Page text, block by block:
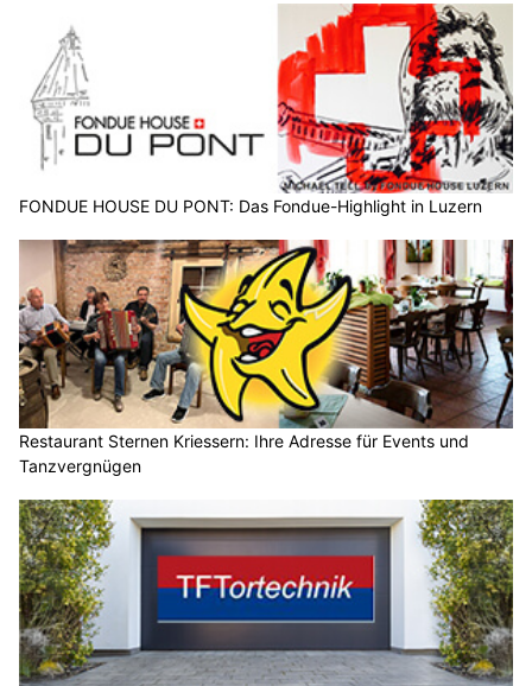
FONDUE HOUSE DU PONT: Das Fondue-Highlight in Luzern
Restaurant Sternen Kriessern: Ihre Adresse für Events und
Tanzvergnügen